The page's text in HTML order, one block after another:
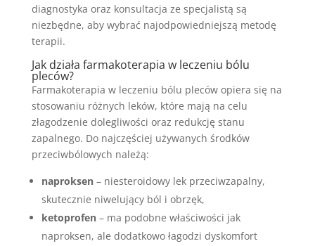
diagnostyka oraz konsultacja ze specjalistą są
niezbędne, aby wybrać najodpowiedniejszą metodę
terapii.
Jak działa farmakoterapia w leczeniu bólu
pleców?
Farmakoterapia w leczeniu bólu pleców opiera się na
stosowaniu różnych leków, które mają na celu
złagodzenie dolegliwości oraz redukcję stanu
zapalnego. Do najczęściej używanych środków
przeciwbólowych należą:
naproksen– niesteroidowy lek przeciwzapalny,
skutecznie niwelujący ból i obrzęk,
ketoprofen– ma podobne właściwości jak
naproksen, ale dodatkowo łagodzi dyskomfort